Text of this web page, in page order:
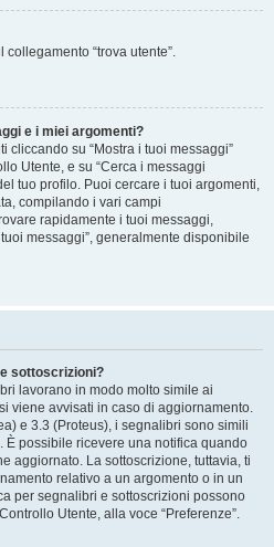
collegamento “trova utente”.
e i miei argomenti?
cliccando su “Mostra i tuoi messaggi”
Utente, e su “Cerca i messaggi
tuo profilo. Puoi cercare i tuoi argomenti,
compilando i vari campi
rapidamente i tuoi messaggi,
messaggi”, generalmente disponibile
sottoscrizioni?
lavorano in modo molto simile ai
viene avvisati in caso di aggiornamento.
e 3.3 (Proteus), i segnalibri sono simili
È possibile ricevere una notifica quando
aggiornato. La sottoscrizione, tuttavia, ti
relativo a un argomento o in un
per segnalibri e sottoscrizioni possono
Utente, alla voce “Preferenze”.